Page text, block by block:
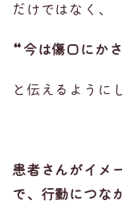
だけではなく、
“今は傷口にか
と伝えるように
患者さんがイメ
で、行動につな